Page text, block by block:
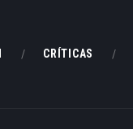
CRÍTICAS